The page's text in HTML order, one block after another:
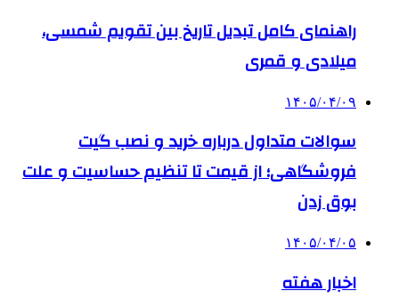
راهنمای کامل تبدیل تاریخ بین تقویم شمسی،
میلادی و قمری
۱۴۰۵/۰۴/۰۹
سوالات متداول درباره خرید و نصب گیت
فروشگاهی؛ از قیمت تا تنظیم حساسیت و علت
بوق زدن
۱۴۰۵/۰۴/۰۵
اخبار هفته